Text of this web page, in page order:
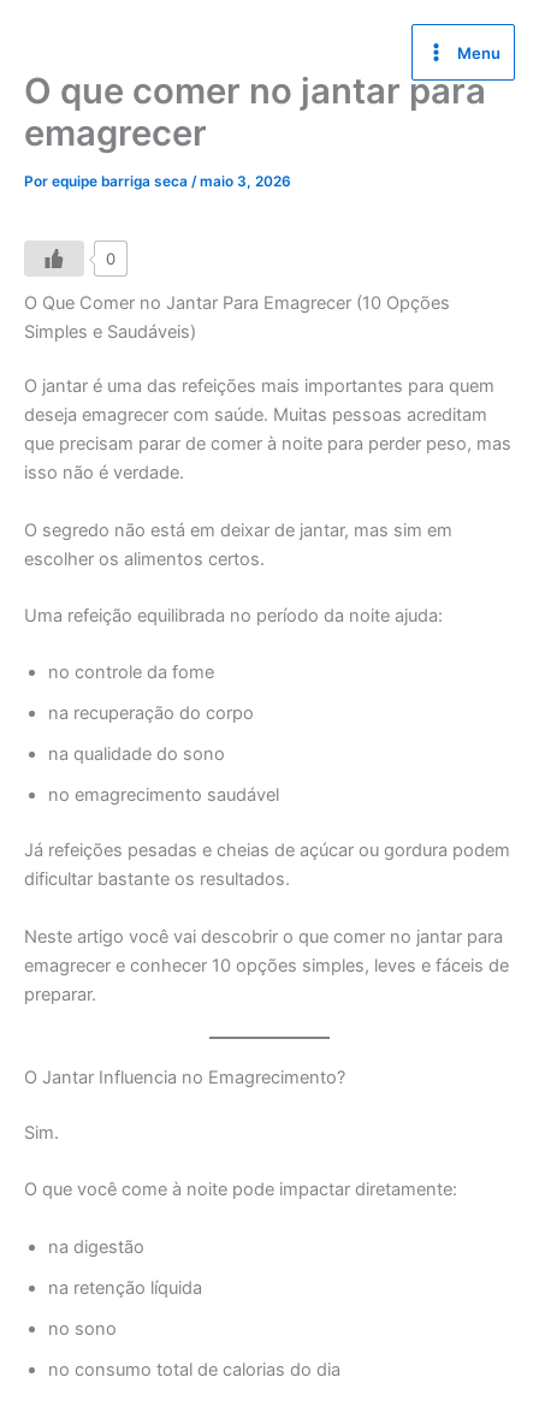
conteúdo
Menu
O que comer no jantar para
emagrecer
Por equipe barriga seca /maio 3, 2026
0
O Que Comer no Jantar Para Emagrecer (10 Opções
Simples e Saudáveis)
O jantar é uma das refeições mais importantes para quem
deseja emagrecer com saúde. Muitas pessoas acreditam
que precisam parar de comer à noite para perder peso, mas
isso não é verdade.
O segredo não está em deixar de jantar, mas sim em
escolher os alimentos certos.
Uma refeição equilibrada no período da noite ajuda:
no controle da fome
na recuperação do corpo
na qualidade do sono
no emagrecimento saudável
Já refeições pesadas e cheias de açúcar ou gordura podem
dificultar bastante os resultados.
Neste artigo você vai descobrir o que comer no jantar para
emagrecer e conhecer 10 opções simples, leves e fáceis de
preparar.
O Jantar Influencia no Emagrecimento?
Sim.
O que você come à noite pode impactar diretamente:
na digestão
na retenção líquida
no sono
no consumo total de calorias do dia